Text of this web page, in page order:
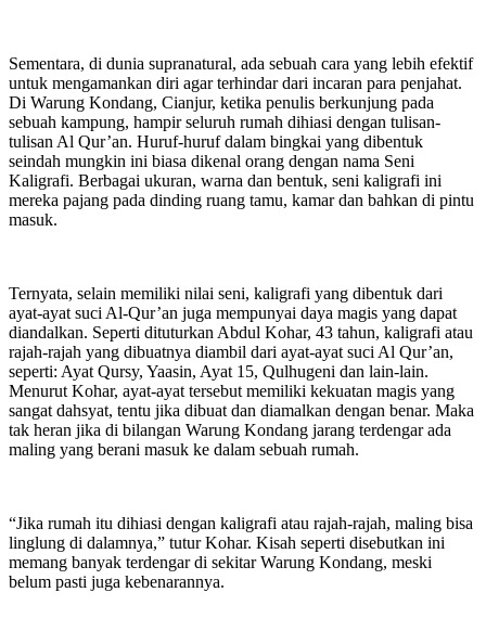
Sementara, di dunia supranatural, ada sebuah cara yang lebih efektif
untuk mengamankan diri agar terhindar dari incaran para penjahat.
Di Warung Kondang, Cianjur, ketika penulis berkunjung pada
sebuah kampung, hampir seluruh rumah dihiasi dengan tulisan-
tulisan Al Qur’an. Huruf-huruf dalam bingkai yang dibentuk
seindah mungkin ini biasa dikenal orang dengan nama Seni
Kaligrafi. Berbagai ukuran, warna dan bentuk, seni kaligrafi ini
mereka pajang pada dinding ruang tamu, kamar dan bahkan di pintu
masuk.
Ternyata, selain memiliki nilai seni, kaligrafi yang dibentuk dari
ayat-ayat suci Al-Qur’an juga mempunyai daya magis yang dapat
diandalkan. Seperti dituturkan Abdul Kohar, 43 tahun, kaligrafi atau
rajah-rajah yang dibuatnya diambil dari ayat-ayat suci Al Qur’an,
seperti: Ayat Qursy, Yaasin, Ayat 15, Qulhugeni dan lain-lain.
Menurut Kohar, ayat-ayat tersebut memiliki kekuatan magis yang
sangat dahsyat, tentu jika dibuat dan diamalkan dengan benar. Maka
tak heran jika di bilangan Warung Kondang jarang terdengar ada
maling yang berani masuk ke dalam sebuah rumah.
“Jika rumah itu dihiasi dengan kaligrafi atau rajah-rajah, maling bisa
linglung di dalamnya,” tutur Kohar. Kisah seperti disebutkan ini
memang banyak terdengar di sekitar Warung Kondang, meski
belum pasti juga kebenarannya.